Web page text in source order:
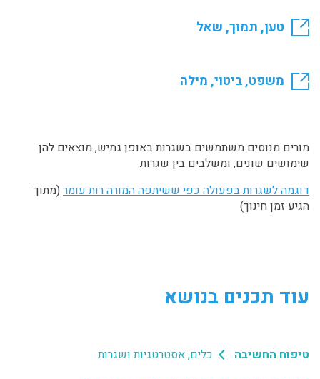
טען, תמוך, שאל
משפט, ביטוי, מילה
מורים מנוסים משתמשים בשגרות באופן גמיש, מוצאים להן
שימושים שונים, ומשלבים בין שגרות.
דוגמה לשגרות בפעולה כפי ששיתפה המורה רות עומר (מתוך
הגיע זמן חינוך)
עוד תכנים בנושא
טיפוח החשיבה
כלים, אסטרטגיות ושגרות